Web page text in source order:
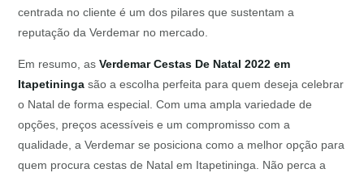
centrada no cliente é um dos pilares que sustentam a
reputação da Verdemar no mercado.
Em resumo, asVerdemar Cestas De Natal 2022 em
Itapetininga são a escolha perfeita para quem deseja celebrar
o Natal de forma especial. Com uma ampla variedade de
opções, preços acessíveis e um compromisso com a
qualidade, a Verdemar se posiciona como a melhor opção para
quem procura cestas de Natal em Itapetininga. Não perca a